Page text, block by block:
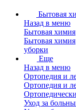
Бытовая
Назад в меню
Бытовая химия
Бытовая химия
уборки
Еще
Назад в меню
Ортопедия и
Ортопедия и
Уход за